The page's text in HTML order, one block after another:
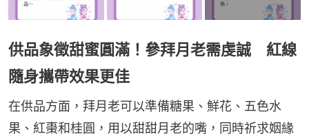
供品象徵甜蜜圓滿！參拜月老需虔誠 紅線
隨身攜帶效果更佳
在供品方面，拜月老可以準備糖果、鮮花、五色水
果、紅棗和桂圓，用以甜甜月老的嘴，同時祈求姻緣